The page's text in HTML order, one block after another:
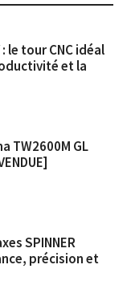
le tour CNC idéal
et la
TW2600M GL
SPINNER
précision et